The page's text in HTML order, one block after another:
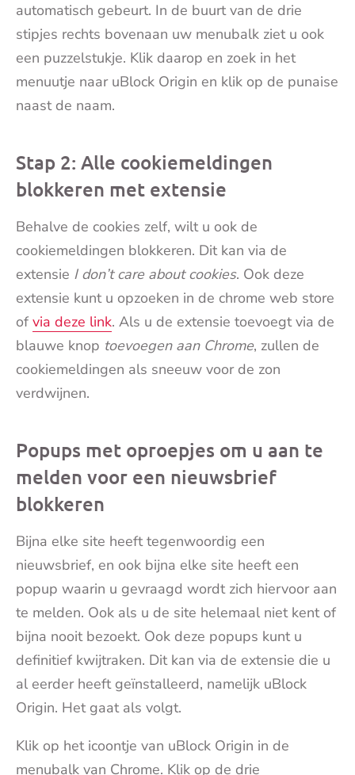
automatisch gebeurt. In de buurt van de drie
stipjes rechts bovenaan uw menubalk ziet u ook
een puzzelstukje. Klik daarop en zoek in het
menuutje naar uBlock Origin en klik op de punaise
naast de naam.
Stap 2: Alle cookiemeldingen
blokkeren met extensie
Behalve de cookies zelf, wilt u ook de
cookiemeldingen blokkeren. Dit kan via de
extensie I don’t care about cookies. Ook deze
extensie kunt u opzoeken in de chrome web store
of via deze link. Als u de extensie toevoegt via de
blauwe knop toevoegen aan Chrome, zullen de
cookiemeldingen als sneeuw voor de zon
verdwijnen.
Popups met oproepjes om u aan te
melden voor een nieuwsbrief
blokkeren
Bijna elke site heeft tegenwoordig een
nieuwsbrief, en ook bijna elke site heeft een
popup waarin u gevraagd wordt zich hiervoor aan
te melden. Ook als u de site helemaal niet kent of
bijna nooit bezoekt. Ook deze popups kunt u
definitief kwijtraken. Dit kan via de extensie die u
al eerder heeft geïnstalleerd, namelijk uBlock
Origin. Het gaat als volgt.
Klik op het icoontje van uBlock Origin in de
menubalk van Chrome. Klik op de drie